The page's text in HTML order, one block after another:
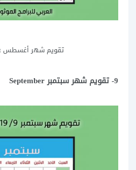
تقويم شهر أغسطس August
9- تقويم شهر سبتمبر September